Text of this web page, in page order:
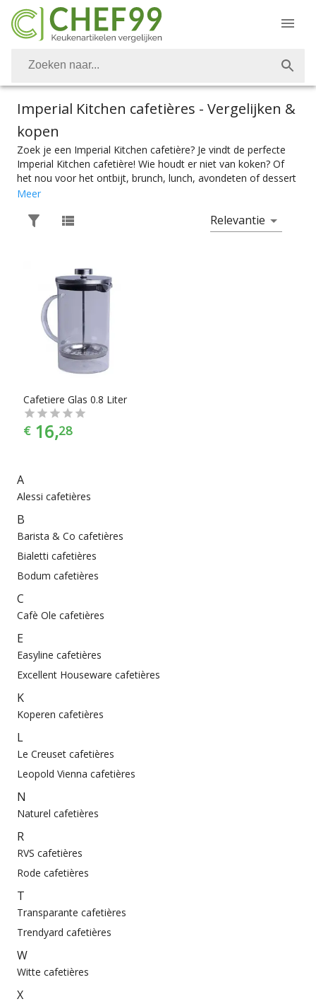
Imperial Kitchen cafetières - Vergelijken &
kopen
Zoek je een Imperial Kitchen cafetière? Je vindt de perfecte
Imperial Kitchen cafetière! Wie houdt er niet van koken? Of
het nou voor het ontbijt, brunch, lunch, avondeten of dessert
is. Vanzelfsprekend is het belangrijk om over de juiste
heerlijke kop espresso vind je bij Chef99. Voor de perfecte
espresso heb je natuurlijk de perfecte Imperial Kitchen
zoekt of een cafetière reisbeker zoekt, je vindt makkelijk wat
je nodig hebt bij Chef99. En dat alles onder het mom: “Gemak
dient de chef”. Cafetières zijn er te vinden in alle
prijscategorieën, voor ieder is er wel wat wils. En met ook
nog eens de juiste kleurselectie vind je de kleur die het beste
bij jouw keukeninrichting past.
Meer
Relevantie
Cafetiere Glas 0.8 Liter
€ 16,28
A
Alessi cafetières
B
Barista & Co cafetières
Bialetti cafetières
Bodum cafetières
C
Cafè Ole cafetières
E
Easyline cafetières
Excellent Houseware cafetières
K
Koperen cafetières
L
Le Creuset cafetières
Leopold Vienna cafetières
N
Naturel cafetières
R
RVS cafetières
Rode cafetières
T
Transparante cafetières
Trendyard cafetières
W
Witte cafetières
X